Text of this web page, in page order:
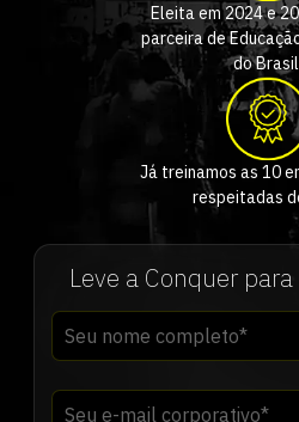
Eleita em 2024 e
parceira de
do
Já treinamos as 10
respeitadas
Leve a Conquer